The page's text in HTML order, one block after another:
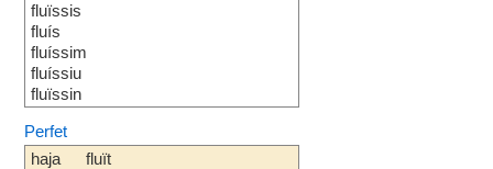
fluïssis
fluís
fluíssim
fluíssiu
fluïssin
Perfet
haja
fluït